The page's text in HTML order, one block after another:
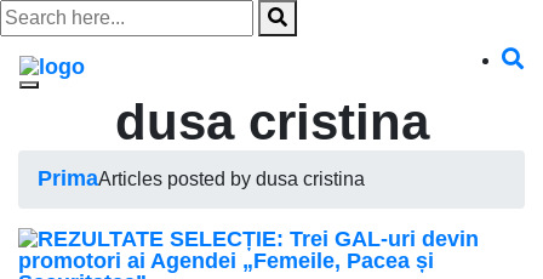
Skip
to
content
dusa cristina
PrimaArticles posted by dusa cristina